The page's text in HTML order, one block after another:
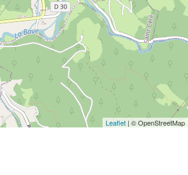
Leaflet | © OpenStreetMap